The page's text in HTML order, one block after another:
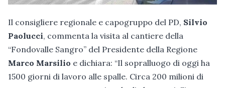
Il consigliere regionale e capogruppo del PD, Silvio
Paolucci, commenta la visita al cantiere della
“Fondovalle Sangro” del Presidente della Regione
Marco Marsilio e dichiara: “Il sopralluogo di oggi ha
1500 giorni di lavoro alle spalle. Circa 200 milioni di